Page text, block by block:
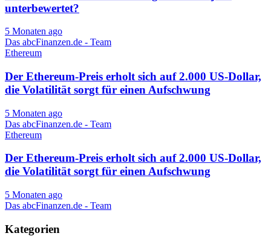
unterbewertet?
5 Monaten ago
Das abcFinanzen.de - Team
Ethereum
Der Ethereum-Preis erholt sich auf 2.000 US-Dollar,
die Volatilität sorgt für einen Aufschwung
5 Monaten ago
Das abcFinanzen.de - Team
Ethereum
Der Ethereum-Preis erholt sich auf 2.000 US-Dollar,
die Volatilität sorgt für einen Aufschwung
5 Monaten ago
Das abcFinanzen.de - Team
Kategorien